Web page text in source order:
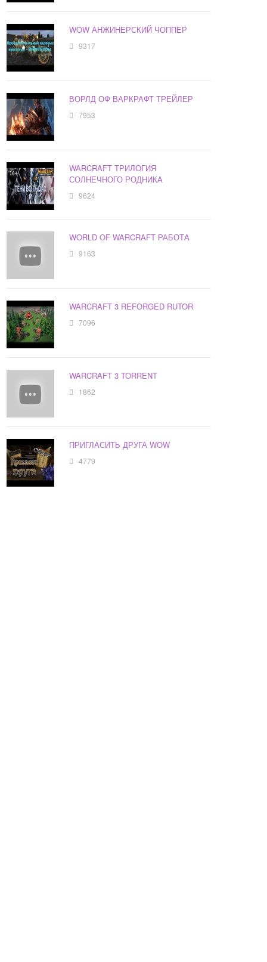
WOW АНЖИНЕРСКИЙ ЧОППЕР
9317
ВОРЛД ОФ ВАРКРАФТ ТРЕЙЛЕР
7953
WARCRAFT ТРИЛОГИЯ
СОЛНЕЧНОГО РОДНИКА
9624
WORLD OF WARCRAFT РАБОТА
9163
WARCRAFT 3 REFORGED RUTOR
7096
WARCRAFT 3 TORRENT
1862
ПРИГЛАСИТЬ ДРУГА WOW
4779